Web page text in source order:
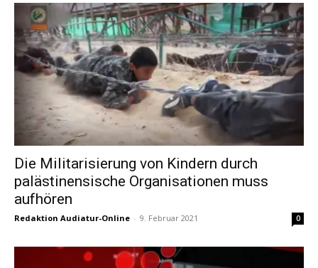
Die Militarisierung von Kindern durch
palästinensische Organisationen muss
aufhören
Redaktion Audiatur-Online - 9. Februar 2021 0